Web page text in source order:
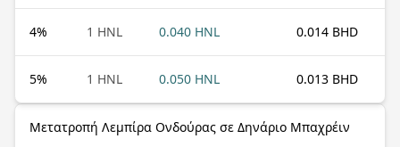
4% 1 HNL 0.040 HNL 0.014 BHD
5% 1 HNL 0.050 HNL 0.013 BHD
Μετατροπή Λεμπίρα Ονδούρας σε Δηνάριο Μπαχρέιν